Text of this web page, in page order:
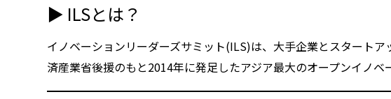
▶︎ ILSとは？
イノベーションリーダーズサミット(ILS)は、大手企業とスタート
済産業省後援のもと2014年に発足したアジア最大のオープンイノベ